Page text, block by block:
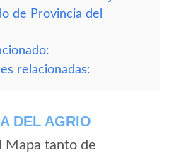
de Provincia del
relacionadas:
DEL AGRIO
Mapa tanto de